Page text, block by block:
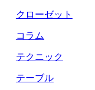
クローゼット
コラム
テクニック
テーブル